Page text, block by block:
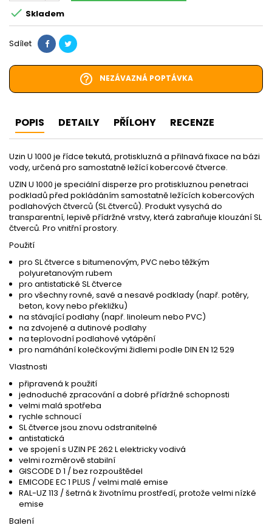
 Skladem
Sdílet
help_outline NEZÁVAZNÁ POPTÁVKA
POPIS DETAILY PŘÍLOHY RECENZE
Uzin U 1000 je řídce tekutá, protiskluzná a přilnavá fixace na bázi
vody, určená pro samostatně ležící kobercové čtverce.
UZIN U 1000 je speciální disperze pro protiskluznou penetraci
podkladů před pokládáním samostatně ležících kobercových
podlahových čtverců (SL čtverců). Produkt vysychá do
transparentní, lepivě přídržné vrstvy, která zabraňuje klouzání SL
čtverců. Pro vnitřní prostory.
Použití
pro SL čtverce s bitumenovým, PVC nebo těžkým
polyuretanovým rubem
pro antistatické SL čtverce
pro všechny rovné, savé a nesavé podklady (např. potěry,
beton, kovy nebo překližku)
na stávající podlahy (např. linoleum nebo PVC)
na zdvojené a dutinové podlahy
na teplovodní podlahové vytápění
pro namáhání kolečkovými židlemi podle DIN EN 12 529
Vlastnosti
připravená k použití
jednoduché zpracování a dobré přídržné schopnosti
velmi malá spotřeba
rychle schnoucí
SL čtverce jsou znovu odstranitelné
antistatická
ve spojení s UZIN PE 262 L elektricky vodivá
velmi rozměrově stabilní
GISCODE D 1 / bez rozpouštědel
EMICODE EC 1 PLUS / velmi malé emise
RAL-UZ 113 / šetrná k životnímu prostředí, protože velmi nízké
emise
Balení